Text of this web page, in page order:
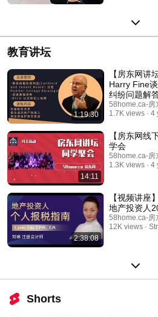
教育讲坛
1:19:30
【房东网讲
Harry Fine
纠纷问题解
58home.ca-房
1.7K views
4
14:11
【房东网线
学会
58home.ca-房
1.3K views
4
2:38:08
【视频讲座
地产投资人
58home.ca-房
12K views
Shorts